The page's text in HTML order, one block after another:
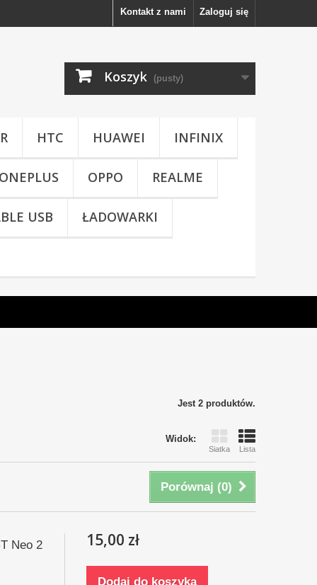
Zaloguj się
Kontakt z nami
Koszyk (pusty)
HTC HUAWEI INFINIX
ONEPLUS OPPO REALME
USB ŁADOWARKI
Jest 2 produktów.
Widok:
Siatka Lista
Porównaj (0)
Neo 2
15,00 zł
Dodaj do koszyka